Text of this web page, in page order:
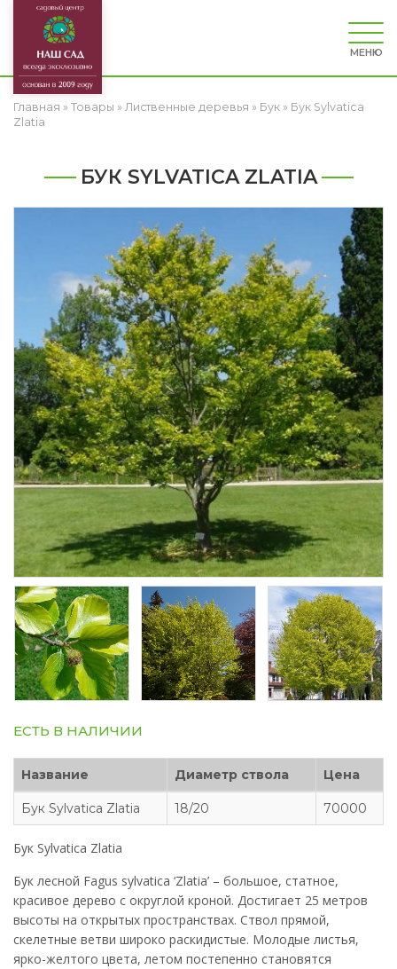
МЕНЮ
Главная » Товары » Лиственные деревья » Бук » Бук Sylvatica
Zlatia
БУК SYLVATICA ZLATIA
ЕСТЬ В НАЛИЧИИ
Название Диаметр ствола Цена
Бук Sylvatica Zlatia 18/20 70000
Бук Sylvatica Zlatia
Бук лесной Fagus sylvatica ‘Zlatia’ – большое, статное,
красивое дерево с округлой кроной. Достигает 25 метров
высоты на открытых пространствах. Ствол прямой,
скелетные ветви широко раскидистые. Молодые листья,
ярко-желтого цвета, летом постепенно становятся